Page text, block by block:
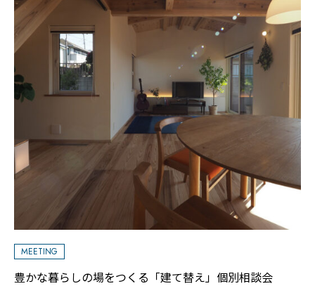
豊かな暮らしの場をつくる「建て替え」個別相談会
MEETING